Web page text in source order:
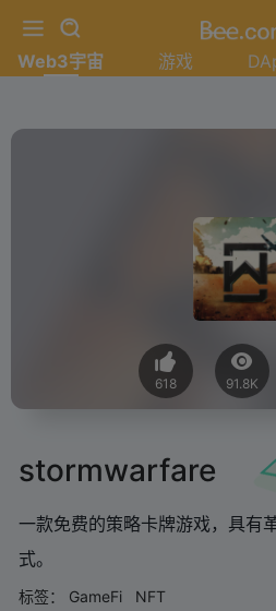
Web3宇宙 游戏
618 91.8K
stormwarfare
一款免费的策略卡牌游戏，具有
式。
标签： GameFi NFT